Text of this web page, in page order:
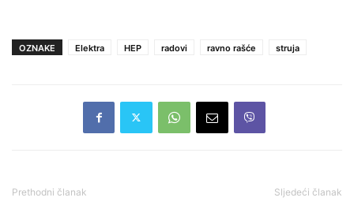
OZNAKE Elektra HEP radovi ravno rašće struja
Prethodni članak Sljedeći članak